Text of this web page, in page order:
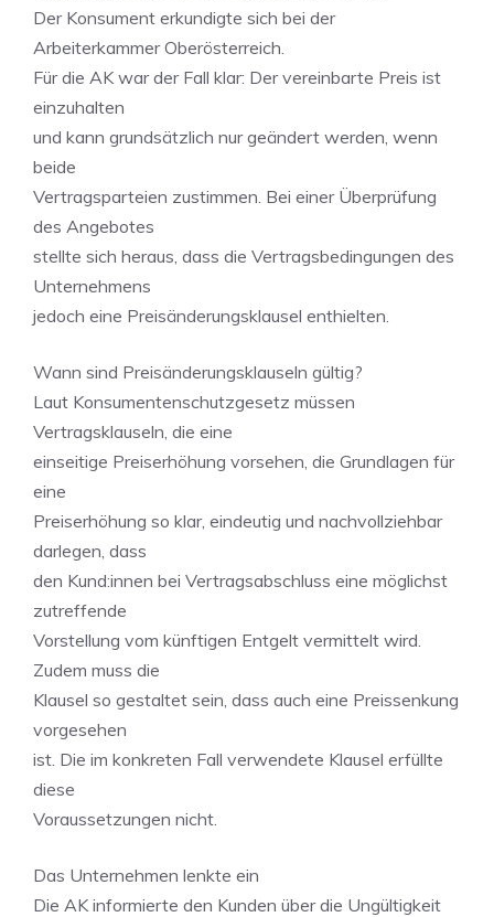
Der Konsument erkundigte sich bei der
Arbeiterkammer Oberösterreich.
Für die AK war der Fall klar: Der vereinbarte Preis ist
einzuhalten
und kann grundsätzlich nur geändert werden, wenn
beide
Vertragsparteien zustimmen. Bei einer Überprüfung
des Angebotes
stellte sich heraus, dass die Vertragsbedingungen des
Unternehmens
jedoch eine Preisänderungsklausel enthielten.
Wann sind Preisänderungsklauseln gültig?
Laut Konsumentenschutzgesetz müssen
Vertragsklauseln, die eine
einseitige Preiserhöhung vorsehen, die Grundlagen für
eine
Preiserhöhung so klar, eindeutig und nachvollziehbar
darlegen, dass
den Kund:innen bei Vertragsabschluss eine möglichst
zutreffende
Vorstellung vom künftigen Entgelt vermittelt wird.
Zudem muss die
Klausel so gestaltet sein, dass auch eine Preissenkung
vorgesehen
ist. Die im konkreten Fall verwendete Klausel erfüllte
diese
Voraussetzungen nicht.
Das Unternehmen lenkte ein
Die AK informierte den Kunden über die Ungültigkeit